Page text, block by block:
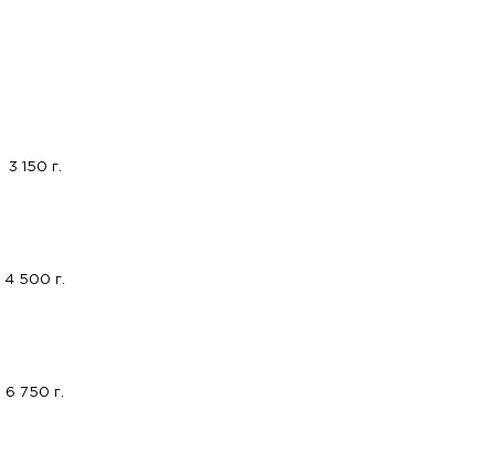
3 150 г.
4 500 г.
6 750 г.